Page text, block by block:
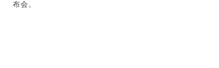
布会。